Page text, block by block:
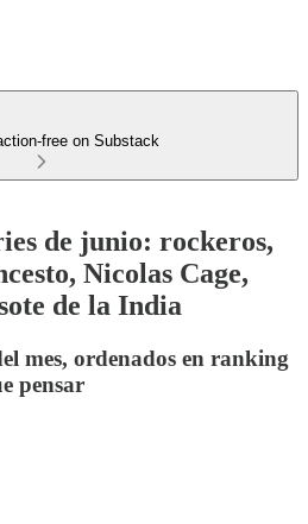
free on Substack
de junio: rockeros,
Nicolas Cage,
de la India
mes, ordenados en ranking
pensar